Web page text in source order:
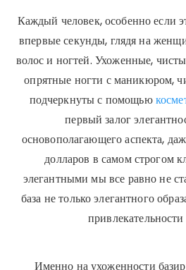
Каждый человек, особенно если
впервые секунды, глядя на
волос и ногтей. Ухоженные,
опрятные ногти с маникюром,
подчеркнуты с помощью
первый залог
основополагающего аспекта,
долларов в самом строгом
элегантными мы все равно не
база не только элегантного
Именно на ухоженности